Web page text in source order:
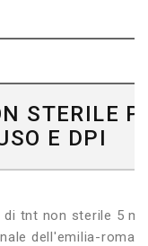
STERILE
E DPI
tnt non sterile 5
dell'emilia-